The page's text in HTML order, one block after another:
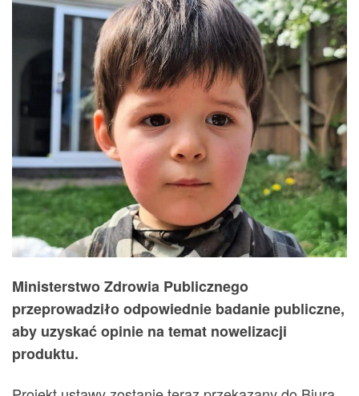
Ministerstwo Zdrowia Publicznego
przeprowadziło odpowiednie badanie publiczne,
aby uzyskać opinie na temat nowelizacji
produktu.